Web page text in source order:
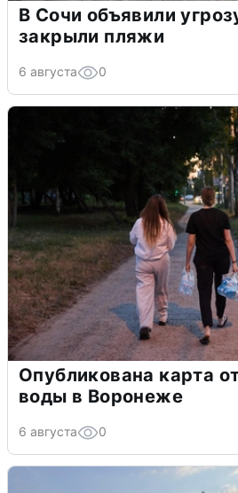
В Сочи объявили
закрыли пляжи
6 августа 0
Опубликована карта
воды в Воронеже
6 августа 0